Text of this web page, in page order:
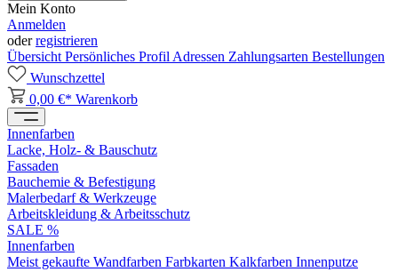
Mein Konto
Anmelden
oderregistrieren
Übersicht Persönliches Profil Adressen Zahlungsarten Bestellungen
Wunschzettel
0,00 €* Warenkorb
Innenfarben
Lacke, Holz- & Bauschutz
Fassaden
Bauchemie & Befestigung
Malerbedarf & Werkzeuge
Arbeitskleidung & Arbeitsschutz
SALE %
Innenfarben
Meist gekaufte Wandfarben Farbkarten Kalkfarben Innenputze